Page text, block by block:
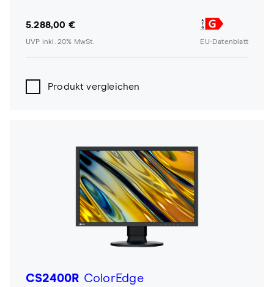
5.288,00 €
UVP inkl. 20% MwSt. EU-Datenblatt
Produkt vergleichen
CS2400R ColorEdge